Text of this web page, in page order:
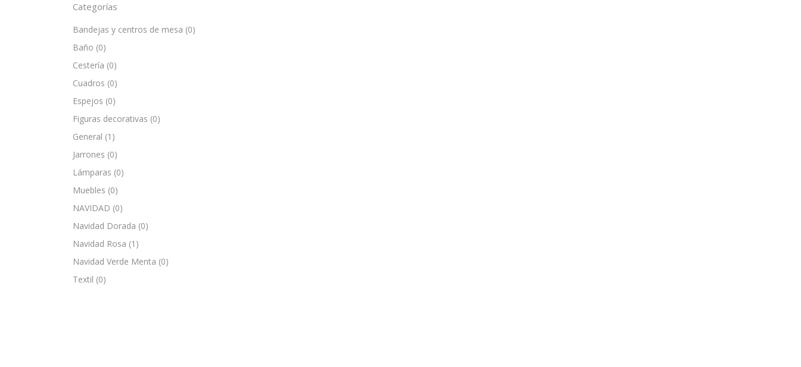
Categorías
Bandejas y centros de mesa (0)
Baño (0)
Cestería (0)
Cuadros (0)
Espejos (0)
Figuras decorativas (0)
General (1)
Jarrones (0)
Lámparas (0)
Muebles (0)
NAVIDAD (0)
Navidad Dorada (0)
Navidad Rosa (1)
Navidad Verde Menta (0)
Textil (0)